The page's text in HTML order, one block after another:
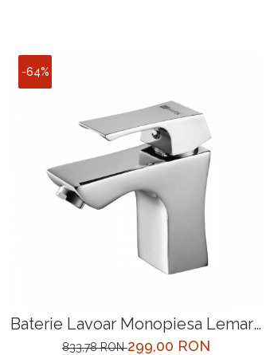
-64%
Baterie Lavoar Monopiesa Lemark
Unit LM4506C Crom
833,78 RON299,00 RON